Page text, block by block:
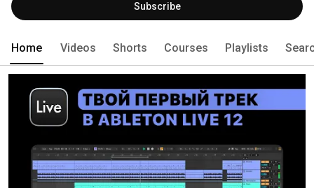
Subscribe
Home Videos Shorts Courses Playlists